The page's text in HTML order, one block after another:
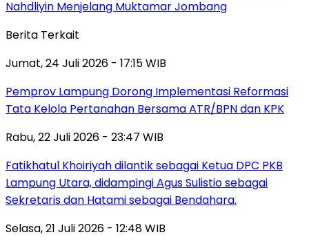
Nahdliyin Menjelang Muktamar Jombang
Berita Terkait
Jumat, 24 Juli 2026 - 17:15 WIB
Pemprov Lampung Dorong Implementasi Reformasi
Tata Kelola Pertanahan Bersama ATR/BPN dan KPK
Rabu, 22 Juli 2026 - 23:47 WIB
Fatikhatul Khoiriyah dilantik sebagai Ketua DPC PKB
Lampung Utara, didampingi Agus Sulistio sebagai
Sekretaris dan Hatami sebagai Bendahara.
Selasa, 21 Juli 2026 - 12:48 WIB